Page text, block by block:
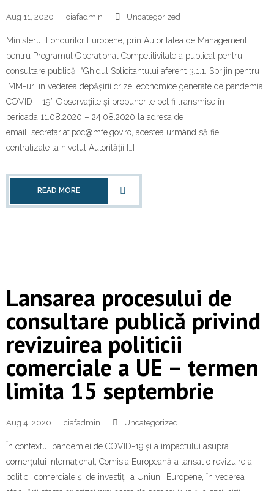
Aug 11, 2020 ciafadmin Uncategorized
Ministerul Fondurilor Europene, prin Autoritatea de Management
pentru Programul Operațional Competitivitate a publicat pentru
consultare publică “Ghidul Solicitantului aferent 3.1.1. Sprijin pentru
IMM-uri în vederea depășirii crizei economice generate de pandemia
COVID – 19”. Observațiile și propunerile pot fi transmise în
perioada 11.08.2020 – 24.08.2020 la adresa de
email: secretariat.poc@mfe.gov.ro, acestea urmând să fie
centralizate la nivelul Autorității […]
READ MORE
Lansarea procesului de
consultare publică privind
revizuirea politicii
comerciale a UE – termen
limita 15 septembrie
Aug 4, 2020 ciafadmin Uncategorized
În contextul pandemiei de COVID-19 și a impactului asupra
comerțului internațional, Comisia Europeană a lansat o revizuire a
politicii comerciale și de investiții a Uniunii Europene, în vederea